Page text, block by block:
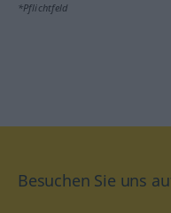
*Pflichtfeld
Besuchen Sie uns